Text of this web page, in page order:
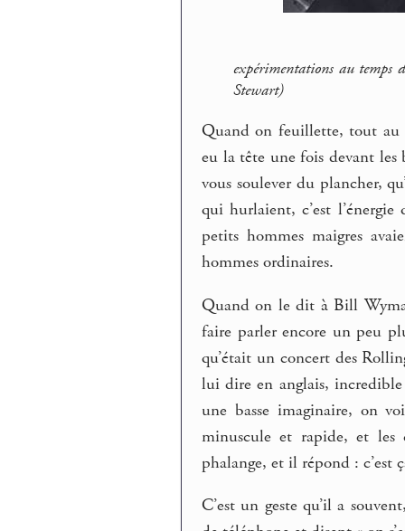
expérimentations au temps
Stewart)
Quand on feuillette, tout au
eu la tête une fois devant les
vous soulever du plancher,
qui hurlaient, c’est
petits hommes maigres
hommes ordinaires.
Quand on le dit à Bill
faire parler encore un peu
qu’était un concert des
lui dire en anglais,
une basse imaginaire, on
minuscule et rapide, et
phalange, et il répond : c’est
C’est un geste qu’il a